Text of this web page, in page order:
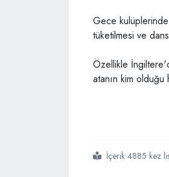
Gece
tüketilmesi ve
Özellikle
atanın kim olduğu
#ingiliz
#ahlaksızlık
İçerik 4885 kez